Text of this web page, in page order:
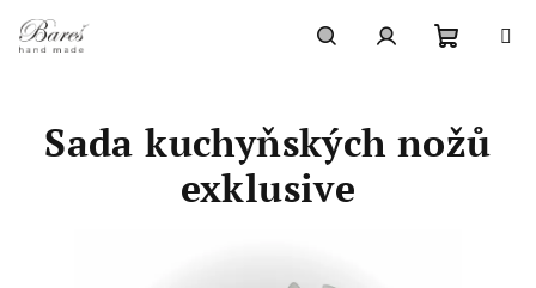
obsah
košík
Sada kuchyňských nožů
exklusive